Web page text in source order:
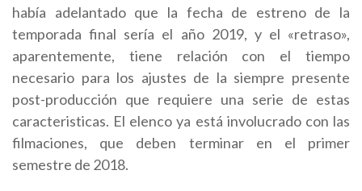
había adelantado que la fecha de estreno de la
temporada final sería el año 2019, y el «retraso»,
aparentemente, tiene relación con el tiempo
necesario para los ajustes de la siempre presente
post-producción que requiere una serie de estas
caracteristicas. El elenco ya está involucrado con las
filmaciones, que deben terminar en el primer
semestre de 2018.